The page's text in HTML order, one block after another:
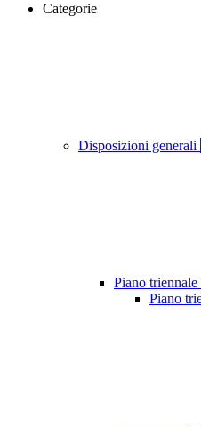
Categorie
Disposizioni generali
Piano
Piano